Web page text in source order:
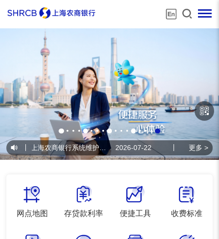
上海农商银行系统维护公告 2026-07-22 上海农商银行系统
更多 >
网点地图 存贷款利率 便捷工具 收费标准